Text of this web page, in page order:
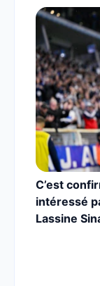
C’est
intéressé
Lassine